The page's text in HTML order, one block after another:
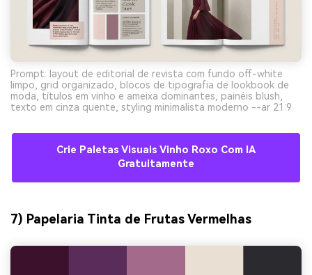
Prompt: layout de editorial de revista com fundo off-white
limpo, grid organizado, blocos de tipografia de lookbook de
moda, títulos em vinho e ameixa dominantes, painéis blush,
texto em cinza quente, styling minimalista moderno --ar 21:9
Crie Paletas Visuais Vinho Roxo Com IA
Gratuitamente
7) Papelaria Tinta de Frutas Vermelhas